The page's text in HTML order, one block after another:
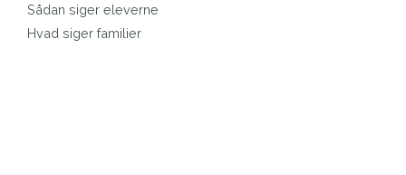
Sådan siger eleverne
Hvad siger familier